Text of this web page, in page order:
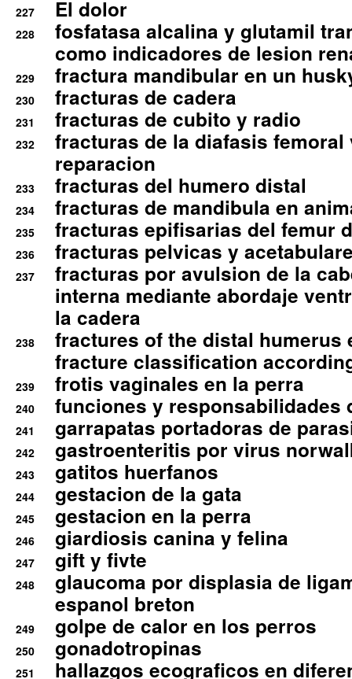
227 El dolor
228
fosfatasa alcalina y glutamil
como indicadores de lesion
229 fractura mandibular en un
230 fracturas de cadera
231 fracturas de cubito y radio
232
fracturas de la diafasis
reparacion
233 fracturas del humero distal
234 fracturas de mandibula en
235 fracturas epifisarias del femur
236 fracturas pelvicas y
237
fracturas por avulsion de la
interna mediante abordaje
la cadera
238
fractures of the distal humerus
fracture classification
239 frotis vaginales en la perra
240 funciones y responsabilidades
241 garrapatas portadoras de
242 gastroenteritis por virus
243 gatitos huerfanos
244 gestacion de la gata
245 gestacion en la perra
246 giardiosis canina y felina
247 gift y fivte
248
glaucoma por displasia de
espanol breton
249 golpe de calor en los perros
250 gonadotropinas
251
hallazgos ecograficos en